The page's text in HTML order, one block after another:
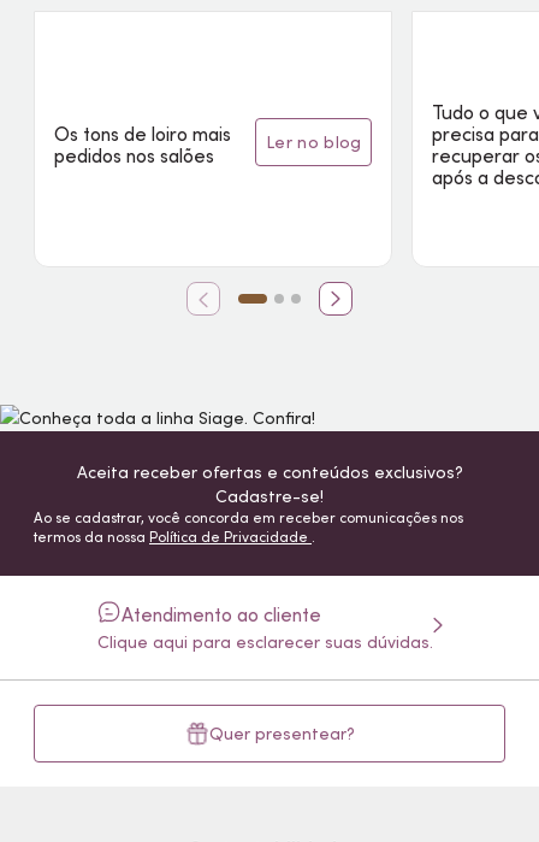
Os tons de loiro mais
pedidos nos salões
ler no blog
Tudo o que
precisa para
recuperar
após a
Aceita receber ofertas e conteúdos exclusivos?
Cadastre-se!
Ao se cadastrar, você concorda em receber comunicações nos
termos da nossa Política de Privacidade .
Atendimento ao cliente
Clique aqui para esclarecer suas dúvidas.
Quer presentear?